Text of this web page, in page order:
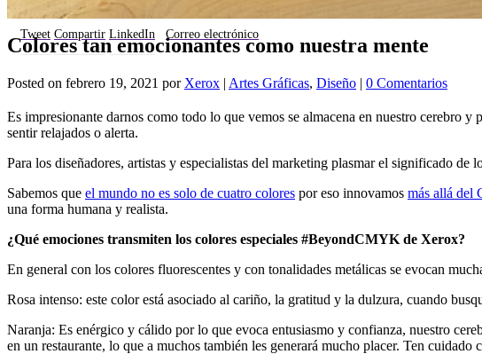
Tweet Compartir LinkedIn Correo electrónico
Colores tan emocionantes como nuestra mente
Posted on febrero 19, 2021 por Xerox | Artes Gráficas, Diseño | 0 Comentarios
Es impresionante darnos como todo lo que vemos se almacena en nuestro cerebro
sentir relajados o alerta.
Para los diseñadores, artistas y especialistas del marketing plasmar el significado
Sabemos que el mundo no es solo de cuatro colores por eso innovamos más allá del
una forma humana y realista.
¿Qué emociones transmiten los colores especiales #BeyondCMYK de Xerox?
En general con los colores fluorescentes y con tonalidades metálicas se evocan
Rosa intenso: este color está asociado al cariño, la gratitud y la dulzura, cuando
Naranja: Es enérgico y cálido por lo que evoca entusiasmo y confianza, nuestro
en un restaurante, lo que a muchos también les generará mucho placer. Ten